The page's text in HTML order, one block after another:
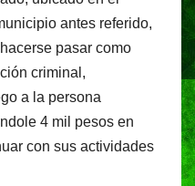
antes referido,
pasar como
criminal,
a la persona
4 mil pesos en
con sus actividades